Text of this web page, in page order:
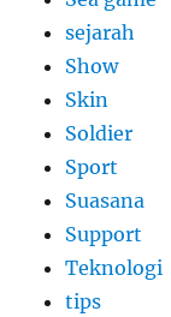
sejarah
Show
Skin
Soldier
Sport
Suasana
Support
Teknologi
tips